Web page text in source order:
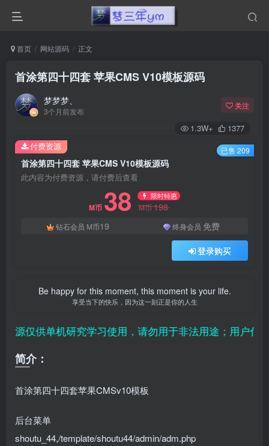
首页 网站源码 正文
首涂第四十四套 苹果CMS V10模板源码
梦梦梦、
3个月前发布
关注
1.3W+ 1377
首涂第四十四套 苹果CMS V10模板源码
此内容为付费资源，请付费后查看
M币 38 限时特惠
M币198
钻石会员 M币19 终身会员 免费
登录购买
付费资源 已售 209
Be happy for this moment, this moment is your life.
享受当下的快乐，因为这一刻正是你的人生
仅供单机研究学习使用，请勿用于非法用途；用户付费
简介：
首涂第四十四套苹果CMSv10模板
后台菜单
shoutu_44,/template/shoutu44/admin/adm.php